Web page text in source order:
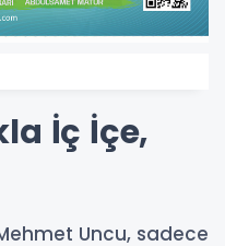
İç İçe,
Uncu, sadece